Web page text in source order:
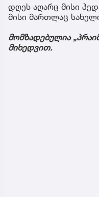
დღეს აღარც მისი
მისი მართლაც
მომზადებულია
მიხედვით.